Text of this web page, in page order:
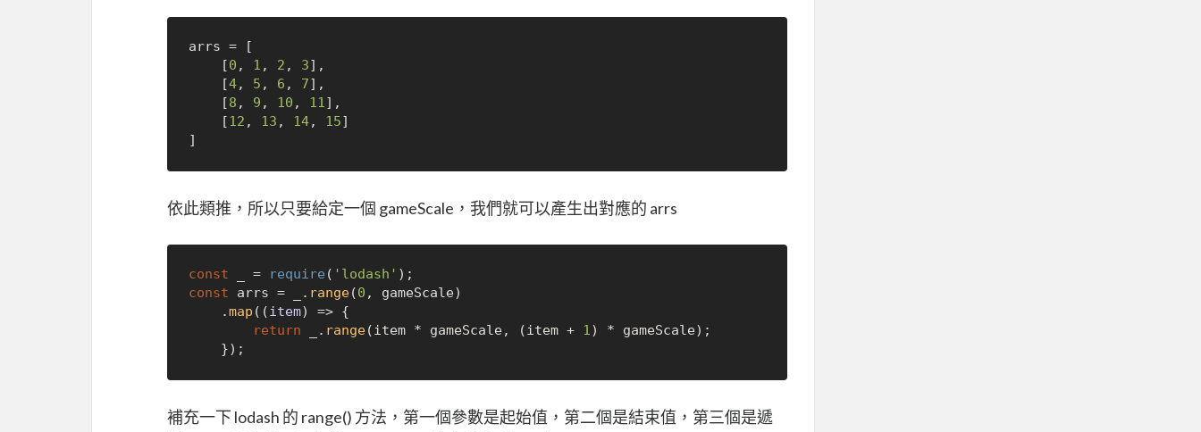
arrs = [
    [
0 , 1 , 2 , 3],
    [
4, 5 , 6 , 7],
    [
8 , 9 , 10 , 11],
    [
12 , 13 , 14, 15]
依此類推，所以只要給定一個 gameScale，我們就可以產生出對應的 arrs
const _ = require ( 'lodash'
const arrs = _. range(0 , gameScale)
    .
map ( (item) => {
return _. range(item * gameScale, (item + 1) * gameScale);
補充一下 lodash 的 range() 方法，第一個參數是起始值，第二個是結束值，第三個是遞